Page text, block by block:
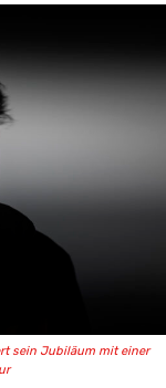
sein Jubiläum mit einer